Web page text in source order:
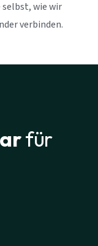
selbst, wie wir
verbinden.
für